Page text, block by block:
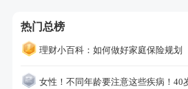
热门总榜
理财小百科：如何做好家庭保险规划
女性！不同年龄要注意这些疾病！40岁的这个疾病最需要注意